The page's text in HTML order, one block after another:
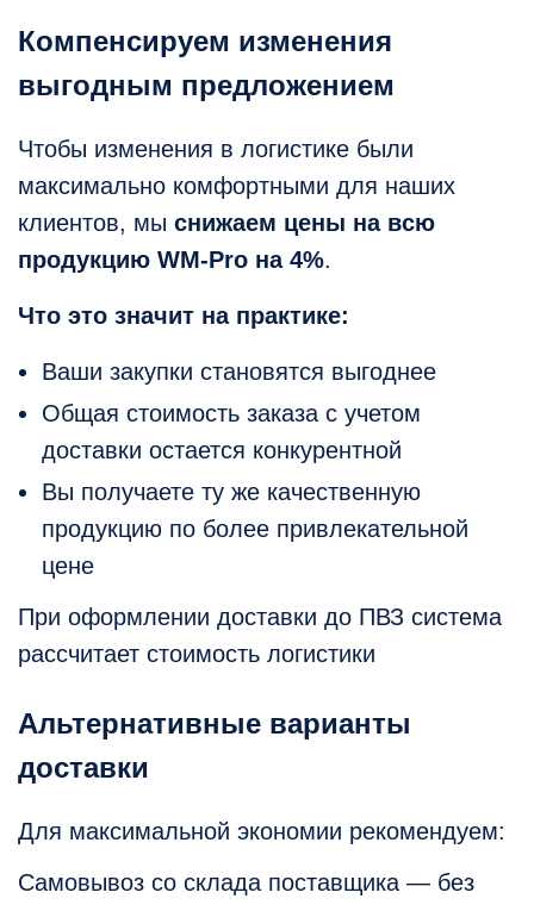
Компенсируем изменения
выгодным предложением
Чтобы изменения в логистике были
максимально комфортными для наших
клиентов, мы снижаем цены на всю
продукцию WM-Pro на 4%.
Что это значит на практике:
Ваши закупки становятся выгоднее
Общая стоимость заказа с учетом
доставки остается конкурентной
Вы получаете ту же качественную
продукцию по более привлекательной
цене
При оформлении доставки до ПВЗ система
рассчитает стоимость логистики
Альтернативные варианты
доставки
Для максимальной экономии рекомендуем:
Самовывоз со склада поставщика — без